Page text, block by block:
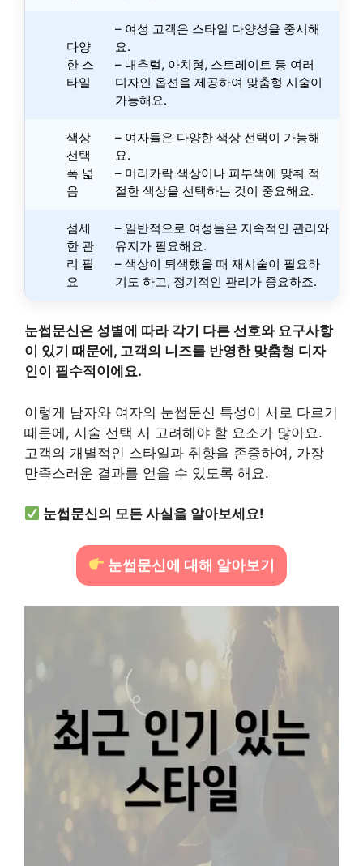
다양
한 스
타일
– 여성 고객은 스타일 다양성을 중시해
요.
– 내추럴, 아치형, 스트레이트 등 여러
디자인 옵션을 제공하여 맞춤형 시술이
가능해요.
색상
선택
폭 넓
음
– 여자들은 다양한 색상 선택이 가능해
요.
– 머리카락 색상이나 피부색에 맞춰 적
절한 색상을 선택하는 것이 중요해요.
섬세
한 관
리 필
요
– 일반적으로 여성들은 지속적인 관리와
유지가 필요해요.
– 색상이 퇴색했을 때 재시술이 필요하
기도 하고, 정기적인 관리가 중요하죠.
눈썹문신은 성별에 따라 각기 다른 선호와 요구사항
이 있기 때문에, 고객의 니즈를 반영한 맞춤형 디자
인이 필수적이에요.
이렇게 남자와 여자의 눈썹문신 특성이 서로 다르기
때문에, 시술 선택 시 고려해야 할 요소가 많아요.
고객의 개별적인 스타일과 취향을 존중하여, 가장
만족스러운 결과를 얻을 수 있도록 해요.
눈썹문신의 모든 사실을 알아보세요!
눈썹문신에 대해 알아보기